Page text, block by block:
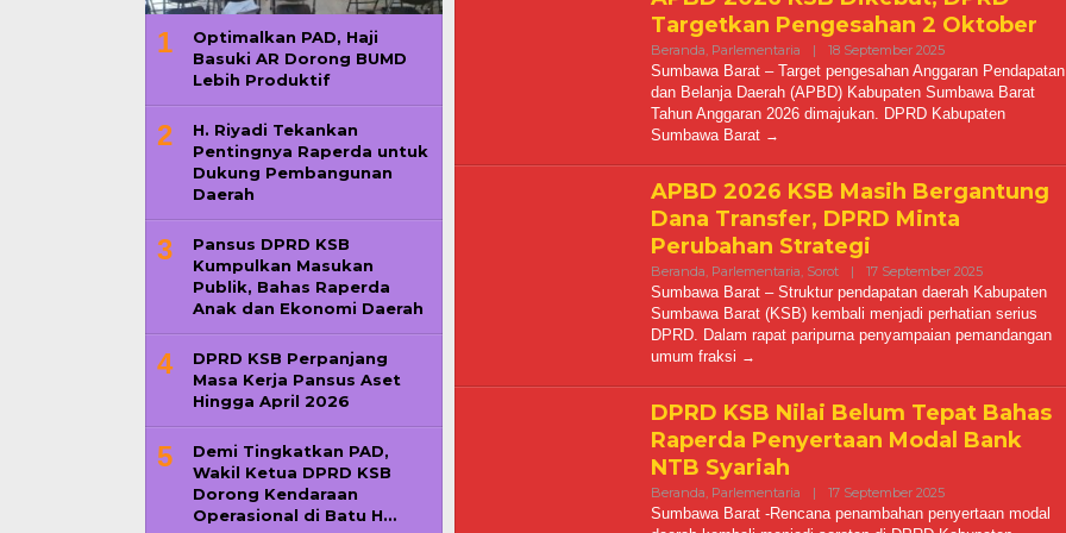
1
Optimalkan PAD, Haji
Basuki AR Dorong BUMD
Lebih Produktif
2
H. Riyadi Tekankan
Pentingnya Raperda untuk
Dukung Pembangunan
Daerah
3
Pansus DPRD KSB
Kumpulkan Masukan
Publik, Bahas Raperda
Anak dan Ekonomi Daerah
4
DPRD KSB Perpanjang
Masa Kerja Pansus Aset
Hingga April 2026
5
Demi Tingkatkan PAD,
Wakil Ketua DPRD KSB
Dorong Kendaraan
Operasional di Batu H…
Targetkan Pengesahan 2 Oktober
Beranda Parlementaria | 18 September 2025Oleh
Sumbawa Barat – Target pengesahan Anggaran Pendapatan
dan Belanja Daerah (APBD) Kabupaten Sumbawa Barat
Tahun Anggaran 2026 dimajukan. DPRD Kabupaten
Sumbawa Barat
APBD 2026 KSB Masih Bergantung
Dana Transfer, DPRD Minta
Perubahan Strategi
Beranda Parlementaria Sorot | 17 September 2025Oleh
Sumbawa Barat – Struktur pendapatan daerah Kabupaten
Sumbawa Barat (KSB) kembali menjadi perhatian serius
DPRD. Dalam rapat paripurna penyampaian pemandangan
umum fraksi
DPRD KSB Nilai Belum Tepat Bahas
Raperda Penyertaan Modal Bank
NTB Syariah
Beranda Parlementaria | 17 September 2025Oleh
Sumbawa Barat -Rencana penambahan penyertaan modal